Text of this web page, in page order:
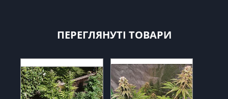
ПЕРЕГЛЯНУТІ ТОВАРИ